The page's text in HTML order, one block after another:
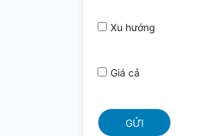
Xu hướng
Giá cả